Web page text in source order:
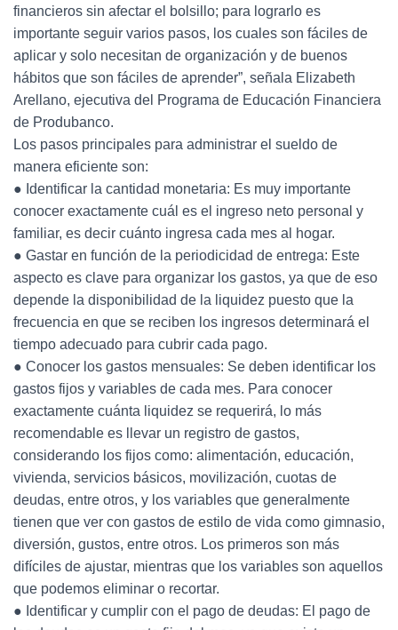
financieros sin afectar el bolsillo; para lograrlo es
importante seguir varios pasos, los cuales son fáciles de
aplicar y solo necesitan de organización y de buenos
hábitos que son fáciles de aprender”, señala Elizabeth
Arellano, ejecutiva del Programa de Educación Financiera
de Produbanco.
Los pasos principales para administrar el sueldo de
manera eficiente son:
● Identificar la cantidad monetaria: Es muy importante
conocer exactamente cuál es el ingreso neto personal y
familiar, es decir cuánto ingresa cada mes al hogar.
● Gastar en función de la periodicidad de entrega: Este
aspecto es clave para organizar los gastos, ya que de eso
depende la disponibilidad de la liquidez puesto que la
frecuencia en que se reciben los ingresos determinará el
tiempo adecuado para cubrir cada pago.
● Conocer los gastos mensuales: Se deben identificar los
gastos fijos y variables de cada mes. Para conocer
exactamente cuánta liquidez se requerirá, lo más
recomendable es llevar un registro de gastos,
considerando los fijos como: alimentación, educación,
vivienda, servicios básicos, movilización, cuotas de
deudas, entre otros, y los variables que generalmente
tienen que ver con gastos de estilo de vida como gimnasio,
diversión, gustos, entre otros. Los primeros son más
difíciles de ajustar, mientras que los variables son aquellos
que podemos eliminar o recortar.
● Identificar y cumplir con el pago de deudas: El pago de